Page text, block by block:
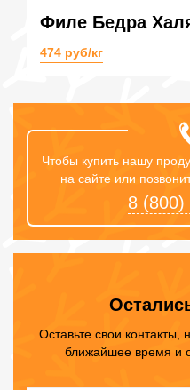
Филе Бедра
474 руб/кг
Чтобы купить нашу
на сайте или
8 (800)
Оставьте свои контакты,
ближайшее время и